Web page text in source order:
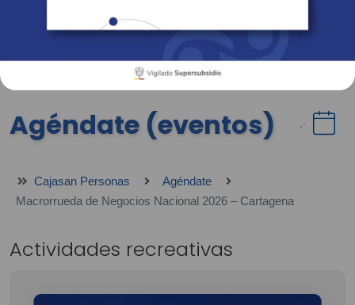
Revista Fácil Vivir
Sedes Directorio Servicios En Línea
Agéndate (eventos)
Cajasan Personas
Agéndate
Macrorrueda de Negocios Nacional 2026 – Cartagena
Actividades recreativas